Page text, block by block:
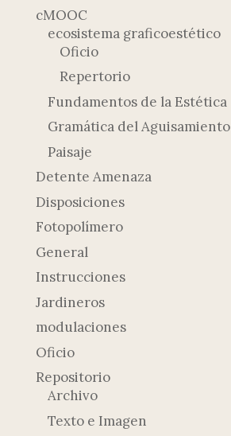
cMOOC
ecosistema graficoestético
Oficio
Repertorio
Fundamentos de la Estética
Gramática del Aguisamiento
Paisaje
Detente Amenaza
Disposiciones
Fotopolímero
General
Instrucciones
Jardineros
modulaciones
Oficio
Repositorio
Archivo
Texto e Imagen